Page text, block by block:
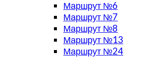
Маршрут №6
Маршрут №7
Маршрут №8
Маршрут №13
Маршрут №24